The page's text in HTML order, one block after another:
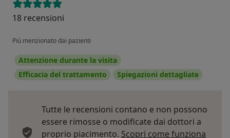
18 recensioni
Più menzionato dai pazienti
Attenzione durante la visita
Efficacia del trattamento
Spiegazioni dettagliate
Tutte le recensioni contano e non possono
essere rimosse o modificate dai dottori a
proprio piacimento. Scopri come funziona